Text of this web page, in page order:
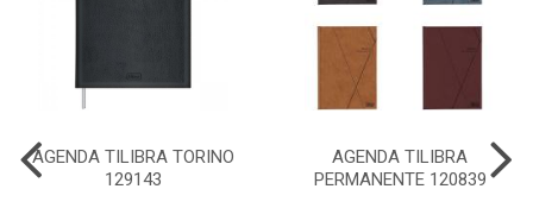
AGENDA TILIBRA TORINO
129143
AGENDA TILIBRA
PERMANENTE 120839